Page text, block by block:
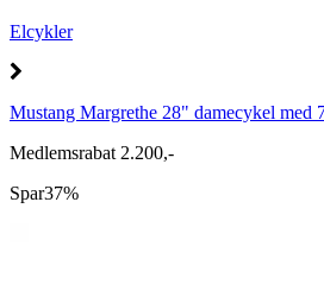
Elcykler
Mustang Margrethe 28" damecykel med
Medlemsrabat 2.200,-
Spar37%